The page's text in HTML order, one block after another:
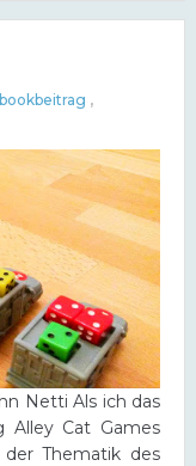
,
Netti Als ich das
Alley Cat Games
Thematik des